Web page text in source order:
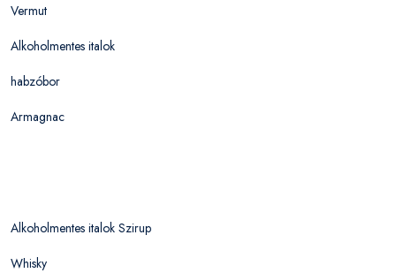
Vermut
Alkoholmentes italok
habzóbor
Armagnac
Alkoholmentes italok Szirup
Whisky